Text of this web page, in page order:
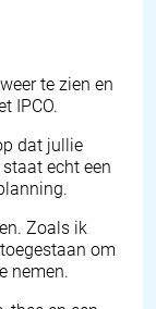
te zien en
IPCO.
dat jullie
echt een
Zoals ik
om
nemen.